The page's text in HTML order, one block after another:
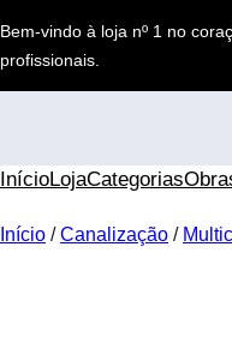
para
o
conteúdo
Bem-vindo à loja nº 1 no
profissionais
InícioLojaCategorias
Início /Canalização /